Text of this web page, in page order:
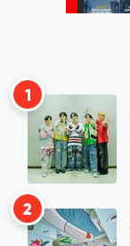
1
2